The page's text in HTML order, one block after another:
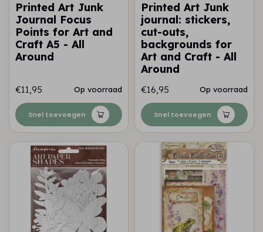
Printed Art Junk
Journal Focus
Points for Art and
Craft A5 - All
Around
€11,95 Op voorraad
Snel toevoegen
Printed Art Junk
journal: stickers,
cut-outs,
backgrounds for
Art and Craft - All
Around
€16,95 Op voorraad
Snel toevoegen